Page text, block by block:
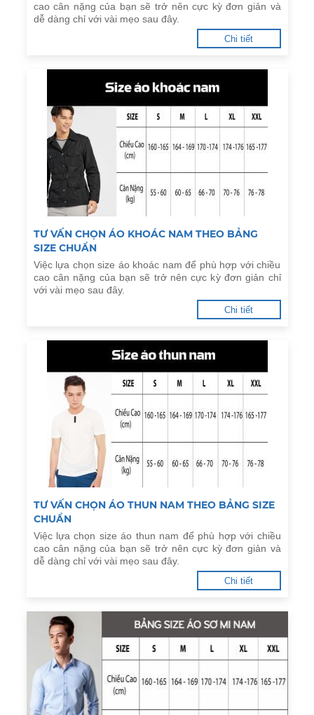
cao cân nặng của bạn sẽ trở nên cực kỳ đơn giản và
dễ dàng chỉ với vài mẹo sau đây.
Chi tiết
TƯ VẤN CHỌN ÁO KHOÁC NAM THEO BẢNG
SIZE CHUẨN
Việc lựa chọn size áo khoác nam để phù hợp với chiều
cao cân nặng của bạn sẽ trở nên cực kỳ đơn giản chỉ
với vài mẹo sau đây.
Chi tiết
TƯ VẤN CHỌN ÁO THUN NAM THEO BẢNG SIZE
CHUẨN
Việc lựa chọn size áo thun nam để phù hợp với chiều
cao cân nặng của bạn sẽ trở nên cực kỳ đơn giản và
dễ dàng chỉ với vài mẹo sau đây.
Chi tiết